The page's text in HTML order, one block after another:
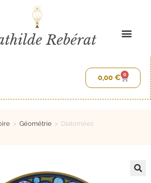
Rebérat
0,00 € 0
> Géométrie > Diatomées